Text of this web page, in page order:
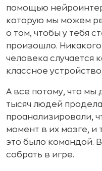
помощью
которую мы можем
о том, чтобы у тебя
произошло.
человека случается
классное устройство.
А все потому, что мы
тысяч людей
проанализировали,
момент в их мозге, и
это было командой.
собрать в игре.